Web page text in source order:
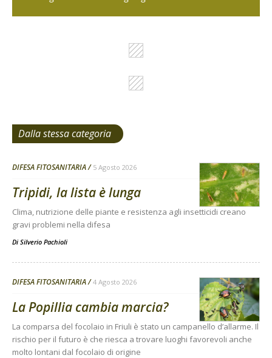
Dalla stessa categoria
DIFESA FITOSANITARIA 5 Agosto 2026
Tripidi, la lista è lunga
Clima, nutrizione delle piante e resistenza agli insetticidi creano
gravi problemi nella difesa
Di Silverio Pachioli
DIFESA FITOSANITARIA 4 Agosto 2026
La Popillia cambia marcia?
La comparsa del focolaio in Friuli è stato un campanello d’allarme. Il
rischio per il futuro è che riesca a trovare luoghi favorevoli anche
molto lontani dal focolaio di origine